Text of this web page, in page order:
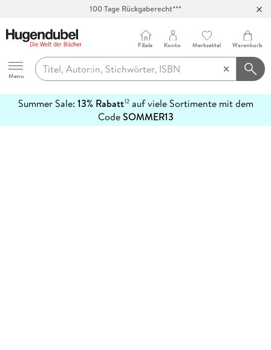
100 Tage Rückgaberecht***
Hugendubel
Menu
Filiale Konto Merkzettel Warenkorb
Summer Sale: 13% Rabatt12auf viele Sortimente mit dem
CodeSOMMER13
erfahren